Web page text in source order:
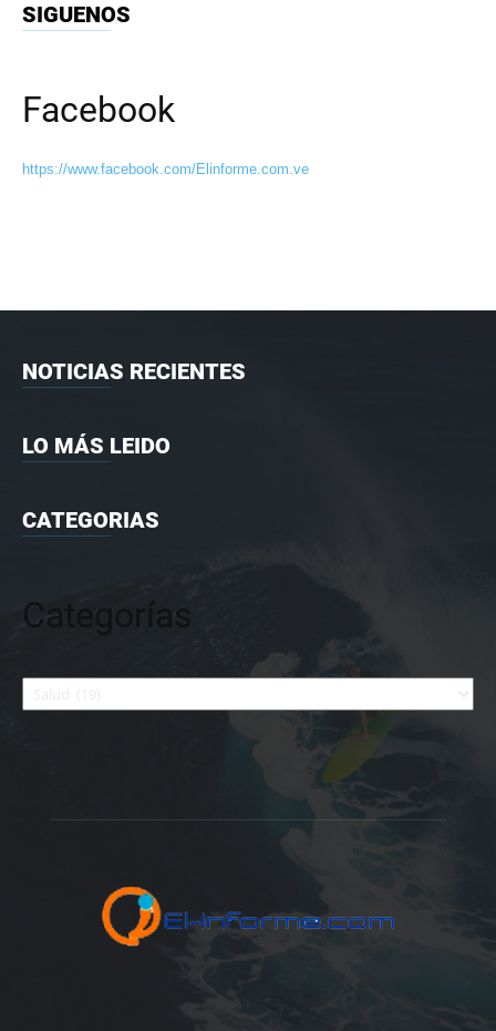
SIGUENOS
Facebook
https://www.facebook.com/Elinforme.com.ve
NOTICIAS RECIENTES
LO MÁS LEIDO
CATEGORIAS
Categorías
Categorías